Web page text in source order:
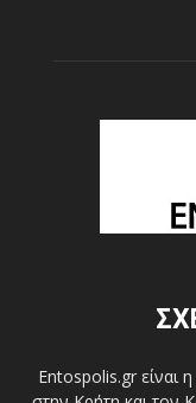
Entospolis.gr είναι